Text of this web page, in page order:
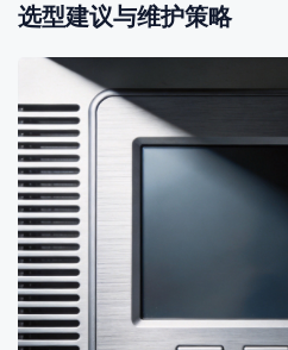
选型建议与维护策略